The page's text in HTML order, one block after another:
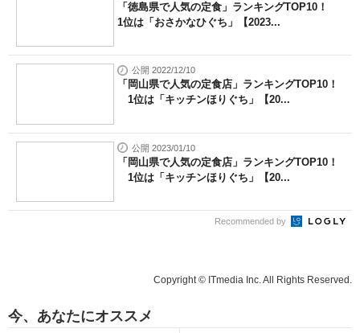
「徳島県で人気の定食」ランキングTOP10！
1位は「おさかなひぐち」【2023...
公開 2022/12/10
「岡山県で人気の定食店」ランキングTOP10！
1位は「キッチンほりぐち」【20...
公開 2023/01/10
「岡山県で人気の定食店」ランキングTOP10！
1位は「キッチンほりぐち」【20...
Recommended by
Copyright © ITmedia Inc. All Rights Reserved.
今、あなたにオススメ